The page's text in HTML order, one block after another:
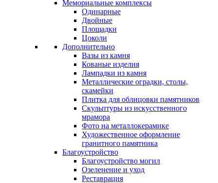
Мемориальные комплексы
Одинарные
Двойные
Площадки
Цоколи
Дополнительно
Вазы из камня
Кованые изделия
Лампадки из камня
Металлические оградки, столы,
скамейки
Плитка для облицовки памятников
Скульптуры из искусственного
мрамора
Фото на металлокерамике
Художественное оформление
гранитного памятника
Благоустройство
Благоустройство могил
Озеленение и уход
Реставрация